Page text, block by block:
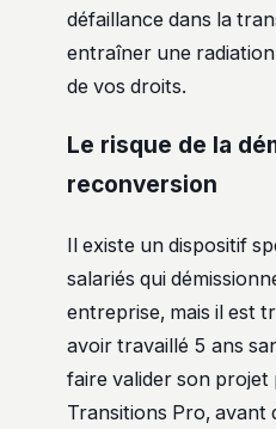
défaillance dans la
entraîner une
de vos droits.
Le risque de la
reconversion
Il existe un dispositif
salariés qui
entreprise, mais il est
avoir travaillé 5 ans
faire valider son projet
Transitions Pro, avant